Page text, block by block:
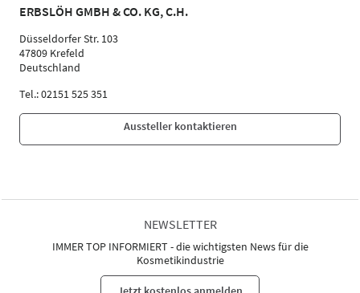
ERBSLÖH GMBH & CO. KG, C.H.
Düsseldorfer Str. 103
47809 Krefeld
Deutschland
Tel.: 02151 525 351
Aussteller kontaktieren
NEWSLETTER
IMMER TOP INFORMIERT - die wichtigsten News für die
Kosmetikindustrie